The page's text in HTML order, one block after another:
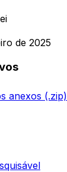
de 2025
s
anexos (.zip)